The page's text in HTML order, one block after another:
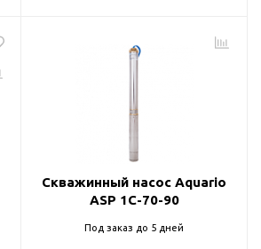
Скважинный насос Aquario
ASP 1С-70-90
Под заказ до 5 дней